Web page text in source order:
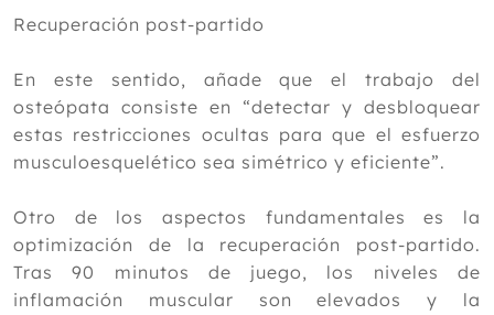
Recuperación post-partido
En este sentido, añade que el trabajo del
osteópata consiste en “detectar y desbloquear
estas restricciones ocultas para que el esfuerzo
musculoesquelético sea simétrico y eficiente”.
Otro de los aspectos fundamentales es la
optimización de la recuperación post-partido.
Tras 90 minutos de juego, los niveles de
inflamación muscular son elevados y la